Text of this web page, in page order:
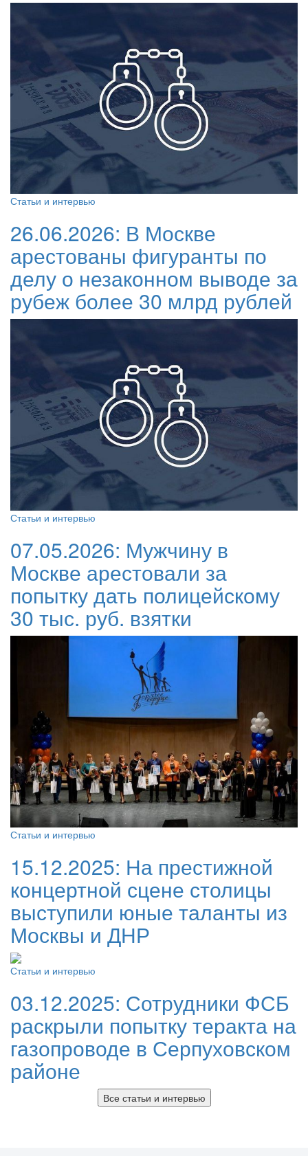
Статьи и интервью
26.06.2026: В Москве
арестованы фигуранты по
делу о незаконном выводе за
рубеж более 30 млрд рублей
Статьи и интервью
07.05.2026: Мужчину в
Москве арестовали за
попытку дать полицейскому
30 тыс. руб. взятки
Статьи и интервью
15.12.2025: На престижной
концертной сцене столицы
выступили юные таланты из
Москвы и ДНР
Статьи и интервью
03.12.2025: Сотрудники ФСБ
раскрыли попытку теракта на
газопроводе в Серпуховском
районе
Все статьи и интервью